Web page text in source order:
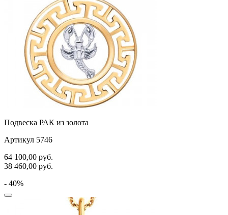
Подвеска РАК из золота
Артикул 5746
64 100,00 руб.
38 460,00 руб.
- 40%